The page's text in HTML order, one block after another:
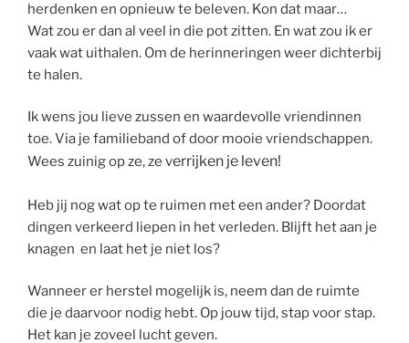
herdenken en opnieuw te beleven. Kon dat maar…
Wat zou er dan al veel in die pot zitten. En wat zou ik er
vaak wat uithalen. Om de herinneringen weer dichterbij
te halen.
Ik wens jou lieve zussen en waardevolle vriendinnen
toe. Via je familieband of door mooie vriendschappen.
Wees zuinig op ze, ze verrijken je leven!
Heb jij nog wat op te ruimen met een ander? Doordat
dingen verkeerd liepen in het verleden. Blijft het aan je
knagen en laat het je niet los?
Wanneer er herstel mogelijk is, neem dan de ruimte
die je daarvoor nodig hebt. Op jouw tijd, stap voor stap.
Het kan je zoveel lucht geven.